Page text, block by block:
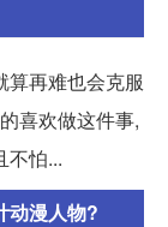
算再难也会克服
喜欢做这件事,
不怕...
动漫人物?